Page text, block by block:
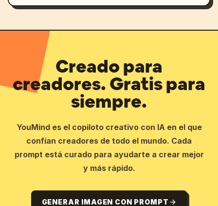
Creado para
creadores. Gratis para
siempre.
YouMind es el copiloto creativo con IA en el que
confían creadores de todo el mundo. Cada
prompt está curado para ayudarte a crear mejor
y más rápido.
GENERAR IMAGEN CON PROMPT